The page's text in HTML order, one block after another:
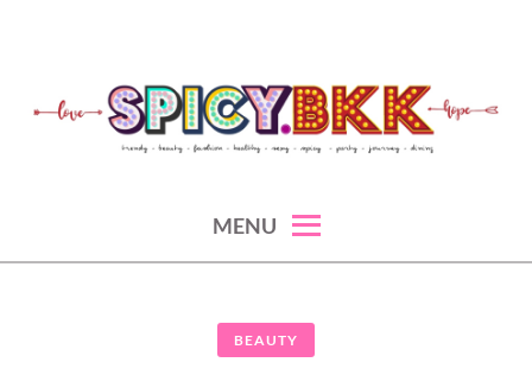
content
MENU
BEAUTY